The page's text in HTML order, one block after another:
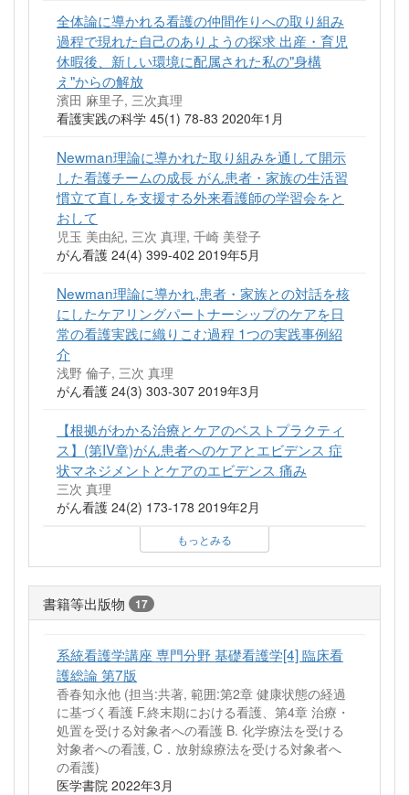
全体論に導かれる看護の仲間作りへの取り組み
過程で現れた自己のありようの探求 出産・育児
休暇後、新しい環境に配属された私の"身構
え"からの解放
濱田 麻里子, 三次真理
看護実践の科学 45(1) 78-83 2020年1月
Newman理論に導かれた取り組みを通して開示
した看護チームの成長 がん患者・家族の生活習
慣立て直しを支援する外来看護師の学習会をと
おして
児玉 美由紀, 三次 真理, 千崎 美登子
がん看護 24(4) 399-402 2019年5月
Newman理論に導かれ,患者・家族との対話を核
にしたケアリングパートナーシップのケアを日
常の看護実践に織りこむ過程 1つの実践事例紹
介
浅野 倫子, 三次 真理
がん看護 24(3) 303-307 2019年3月
【根拠がわかる治療とケアのベストプラクティ
ス】(第IV章)がん患者へのケアとエビデンス 症
状マネジメントとケアのエビデンス 痛み
三次 真理
がん看護 24(2) 173-178 2019年2月
もっとみる
書籍等出版物 17
系統看護学講座 専門分野 基礎看護学[4] 臨床看
護総論 第7版
香春知永他 (担当:共著, 範囲:第2章 健康状態の経過
に基づく看護 F.終末期における看護、第4章 治療・
処置を受ける対象者への看護 B. 化学療法を受ける
対象者への看護, C．放射線療法を受ける対象者へ
の看護)
医学書院 2022年3月